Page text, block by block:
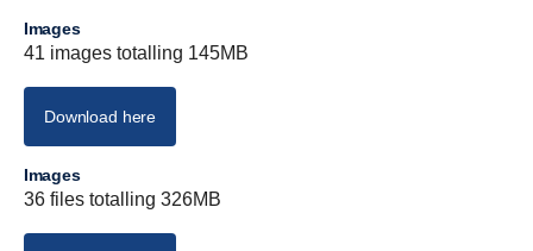
Images
41 images totalling 145MB
Download here
Images
36 files totalling 326MB